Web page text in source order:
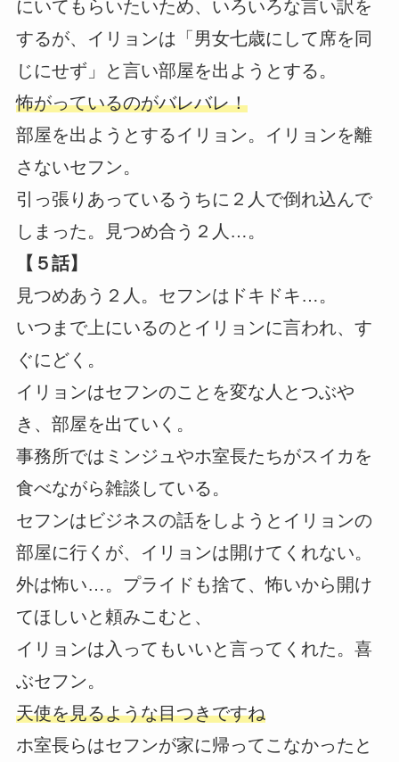
にいてもらいたいため、いろいろな言い訳を
するが、イリョンは「男女七歳にして席を同
じにせず」と言い部屋を出ようとする。
怖がっているのがバレバレ！
部屋を出ようとするイリョン。イリョンを離
さないセフン。
引っ張りあっているうちに２人で倒れ込んで
しまった。見つめ合う２人…。
【５話】
見つめあう２人。セフンはドキドキ…。
いつまで上にいるのとイリョンに言われ、す
ぐにどく。
イリョンはセフンのことを変な人とつぶや
き、部屋を出ていく。
事務所ではミンジュやホ室長たちがスイカを
食べながら雑談している。
セフンはビジネスの話をしようとイリョンの
部屋に行くが、イリョンは開けてくれない。
外は怖い…。プライドも捨て、怖いから開け
てほしいと頼みこむと、
イリョンは入ってもいいと言ってくれた。喜
ぶセフン。
天使を見るような目つきですね
ホ室長らはセフンが家に帰ってこなかったと